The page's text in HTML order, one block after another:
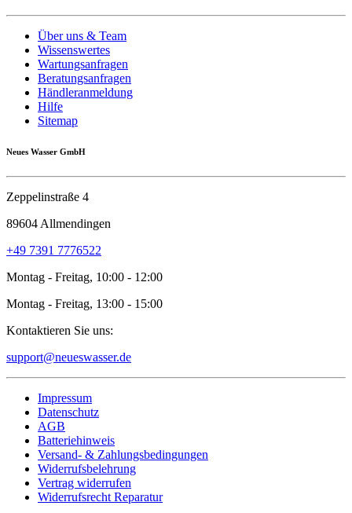
Über uns & Team
Wissenswertes
Wartungsanfragen
Beratungsanfragen
Händleranmeldung
Hilfe
Sitemap
Neues Wasser GmbH
Zeppelinstraße 4
89604 Allmendingen
+49 7391 7776522
Montag - Freitag, 10:00 - 12:00
Montag - Freitag, 13:00 - 15:00
Kontaktieren Sie uns:
support@neueswasser.de
Impressum
Datenschutz
AGB
Batteriehinweis
Versand- & Zahlungsbedingungen
Widerrufsbelehrung
Vertrag widerrufen
Widerrufsrecht Reparatur